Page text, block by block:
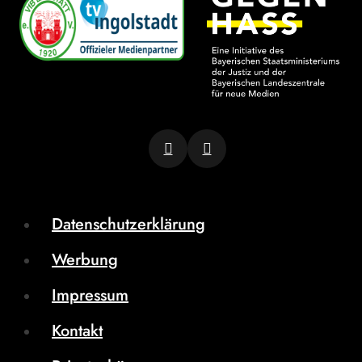
Datenschutzerklärung
Werbung
Impressum
Kontakt